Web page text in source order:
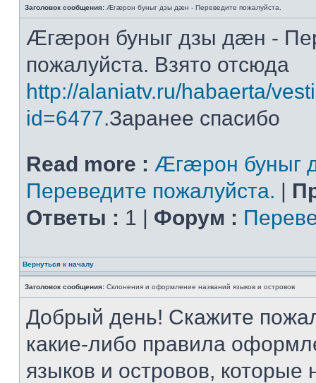
Заголовок сообщения: Æгæрон буныг дзы дæн - Переведите пожалуйста.
Æгæрон буныг дзы дæн -
пожалуйста. Взято отсюда
http://alaniatv.ru/habaerta/
id=6477.Заранее спасибо
Read more : Æгæрон буныг
Переведите пожалуйста. |
Ответы : 1 | Форум :
Вернуться к началу
Заголовок сообщения: Склонения и оформление названий языков и островов
Добрый день! Скажите
какие-либо правила
языков и островов, которые